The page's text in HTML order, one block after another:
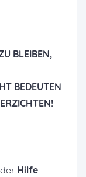
BLEIBEN,
BEDEUTEN
Hilfe